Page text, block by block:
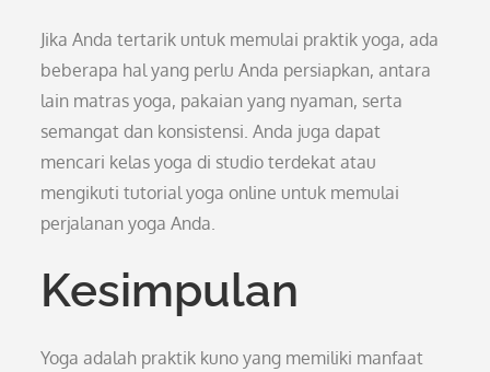
Jika Anda tertarik untuk memulai praktik yoga, ada
beberapa hal yang perlu Anda persiapkan, antara
lain matras yoga, pakaian yang nyaman, serta
semangat dan konsistensi. Anda juga dapat
mencari kelas yoga di studio terdekat atau
mengikuti tutorial yoga online untuk memulai
perjalanan yoga Anda.
Kesimpulan
Yoga adalah praktik kuno yang memiliki manfaat